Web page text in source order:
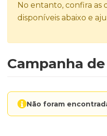
No entanto, confira as
disponíveis abaixo e
Campanha
Não foram